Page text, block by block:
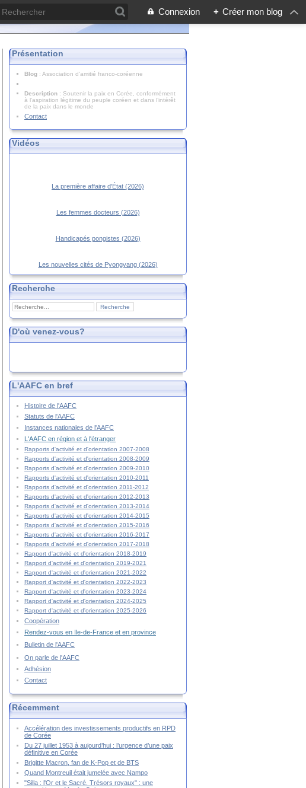
Connexion + Créer mon blog
Présentation
Blog : Association d'amitié franco-coréenne
Description : Soutenir la paix en Corée, conformément
à l'aspiration légitime du peuple coréen et dans l’intérêt
de la paix dans le monde
Contact
Vidéos
La première affaire d'État (2026)
Les femmes docteurs (2026)
Handicapés pongistes (2026)
Les nouvelles cités de Pyongyang (2026)
Recherche
D'où venez-vous?
L'AAFC en bref
Histoire de l'AAFC
Statuts de l'AAFC
Instances nationales de l'AAFC
L'AAFC en région et à l'étranger
Rapports d'activité et d'orientation 2007-2008
Rapports d'activité et d'orientation 2008-2009
Rapports d'activité et d'orientation 2009-2010
Rapports d'activité et d'orientation 2010-2011
Rapports d'activité et d'orientation 2011-2012
Rapports d'activité et d'orientation 2012-2013
Rapports d'activité et d'orientation 2013-2014
Rapports d'activité et d'orientation 2014-2015
Rapports d'activité et d'orientation 2015-2016
Rapports d'activité et d'orientation 2016-2017
Rapports d'activité et d'orientation 2017-2018
Rapport d'activité et d'orientation 2018-2019
Rapport d'activité et d'orientation 2019-2021
Rapport d'activité et d'orientation 2021-2022
Rapport d'activité et d'orientation 2022-2023
Rapport d'activité et d'orientation 2023-2024
Rapport d'activité et d'orientation 2024-2025
Rapport d'activité et d'orientation 2025-2026
Coopération
Rendez-vous en Ile-de-France et en province
Bulletin de l'AAFC
On parle de l'AAFC
Adhésion
Contact
Récemment
Accélération des investissements productifs en RPD
de Corée
Du 27 juillet 1953 à aujourd’hui : l’urgence d’une paix
définitive en Corée
Brigitte Macron, fan de K-Pop et de BTS
Quand Montreuil était jumelée avec Nampo
"Silla : l'Or et le Sacré. Trésors royaux" : une